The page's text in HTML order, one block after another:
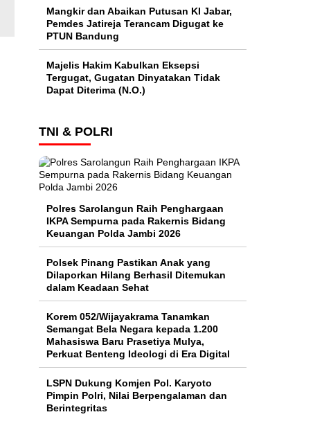
Mangkir dan Abaikan Putusan KI Jabar,
Pemdes Jatireja Terancam Digugat ke
PTUN Bandung
Majelis Hakim Kabulkan Eksepsi
Tergugat, Gugatan Dinyatakan Tidak
Dapat Diterima (N.O.)
TNI & POLRI
Polres Sarolangun Raih Penghargaan
IKPA Sempurna pada Rakernis Bidang
Keuangan Polda Jambi 2026
Polsek Pinang Pastikan Anak yang
Dilaporkan Hilang Berhasil Ditemukan
dalam Keadaan Sehat
Korem 052/Wijayakrama Tanamkan
Semangat Bela Negara kepada 1.200
Mahasiswa Baru Prasetiya Mulya,
Perkuat Benteng Ideologi di Era Digital
LSPN Dukung Komjen Pol. Karyoto
Pimpin Polri, Nilai Berpengalaman dan
Berintegritas